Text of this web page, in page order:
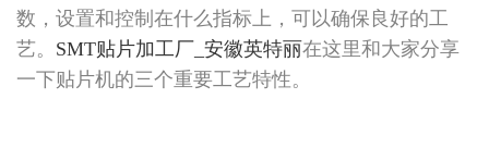
数，设置和控制在什么指标上，可以确保良好的工
艺。 SMT贴片加工厂_安徽英特丽在这里和大家分享
一下贴片机的三个重要工艺特性。